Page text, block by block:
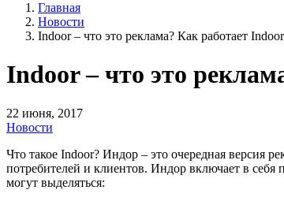
Главная
Новости
Indoor – что это реклама? Как работает Indoor
Indoor – что это
22 июня, 2017
Новости
Что такое Indoor? Индор – это очередная версия
потребителей и клиентов. Индор включает в
могут выделяться: